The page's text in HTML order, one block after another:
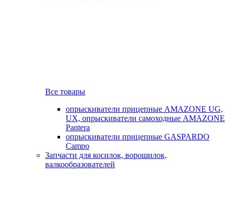
Все товары
опрыскиватели прицепные AMAZONE UG,
UX, опрыскиватели самоходные AMAZONE
Pantera
опрыскиватели прицепные GASPARDO
Campo
Запчасти для косилок, ворошилок,
валкообразователей